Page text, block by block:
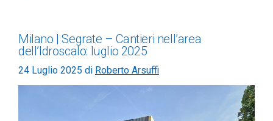
Milano | Segrate – Cantieri nell’area
dell’Idroscalo: luglio 2025
24 Luglio 2025 di Roberto Arsuffi